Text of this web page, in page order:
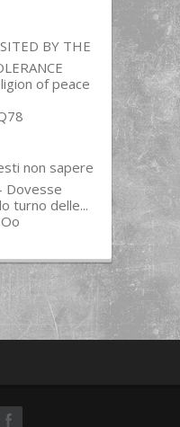
BY THE
of peace
non sapere
Dovesse
turno delle...